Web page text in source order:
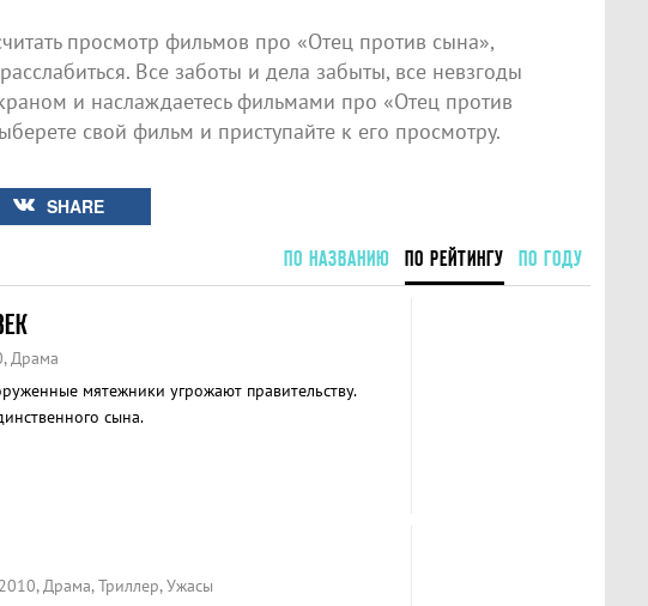
просмотр фильмов про «Отец против сына»,
Все заботы и дела забыты, все невзгоды
и наслаждаетесь фильмами про «Отец против
свой фильм и приступайте к его просмотру.
SHARE
ПО НАЗВАНИЮ ПО РЕЙТИНГУ ПО ГОДУ
Драма
мятежники угрожают правительству.
сына.
Драма, Триллер, Ужасы